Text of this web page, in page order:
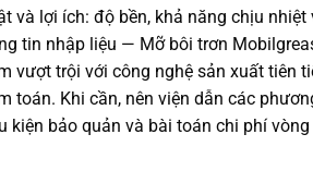
và lợi ích: độ bền, khả năng chịu
tin nhập liệu — Mỡ bôi trơn
vượt trội với công nghệ sản xuất tiên
toán. Khi cần, nên viện dẫn các
kiện bảo quản và bài toán chi phí